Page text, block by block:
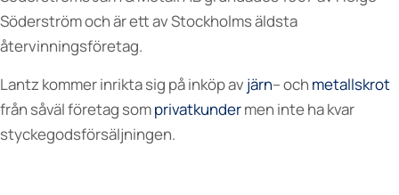
Söderström och är ett av Stockholms äldsta
återvinningsföretag.
Lantz kommer inrikta sig på inköp av järn– och metallskrot
från såväl företag somprivatkundermen inte ha kvar
styckegodsförsäljningen.